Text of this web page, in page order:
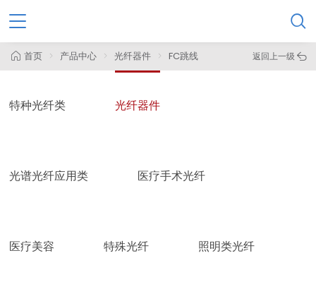

首页 产品中心 光纤器件 FC跳线 返回上一级 
特种光纤类 光纤器件
光谱光纤应用类 医疗手术光纤
医疗美容 特殊光纤 照明类光纤